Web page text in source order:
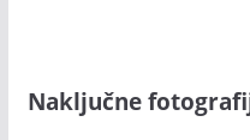
Naključne